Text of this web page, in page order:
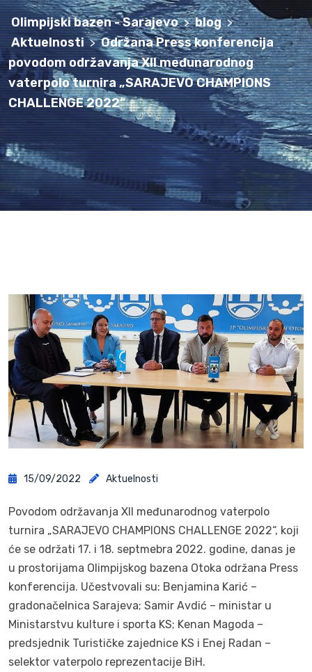
Olimpijski bazen - Sarajevo > blog >
Aktuelnosti > Održana Press konferencija
povodom održavanja XII međunarodnog
vaterpolo turnira „SARAJEVO CHAMPIONS
CHALLENGE 2022“
15/09/2022 Aktuelnosti
Povodom održavanja XII međunarodnog vaterpolo
turnira „SARAJEVO CHAMPIONS CHALLENGE 2022“, koji
će se održati 17. i 18. septmebra 2022. godine, danas je
u prostorijama Olimpijskog bazena Otoka održana Press
konferencija. Učestvovali su: Benjamina Karić –
gradonačelnica Sarajeva; Samir Avdić – ministar u
Ministarstvu kulture i sporta KS; Kenan Magoda –
predsjednik Turističke zajednice KS i Enej Radan –
selektor vaterpolo reprezentacije BiH.